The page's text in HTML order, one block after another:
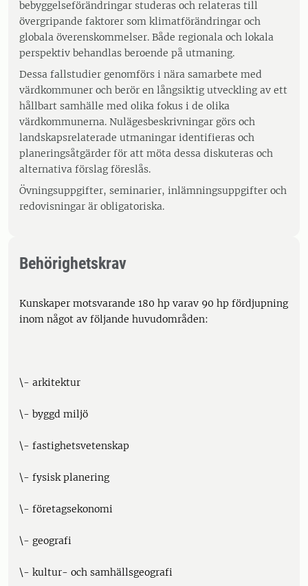
bebyggelseförändringar studeras och relateras till
övergripande faktorer som klimatförändringar och
globala överenskommelser. Både regionala och lokala
perspektiv behandlas beroende på utmaning.
Dessa fallstudier genomförs i nära samarbete med
värdkommuner och berör en långsiktig utveckling av ett
hållbart samhälle med olika fokus i de olika
värdkommunerna. Nulägesbeskrivningar görs och
landskapsrelaterade utmaningar identifieras och
planeringsåtgärder för att möta dessa diskuteras och
alternativa förslag föreslås.
Övningsuppgifter, seminarier, inlämningsuppgifter och
redovisningar är obligatoriska.
Behörighetskrav
Kunskaper motsvarande 180 hp varav 90 hp fördjupning
inom något av följande huvudområden:
\- arkitektur
\- byggd miljö
\- fastighetsvetenskap
\- fysisk planering
\- företagsekonomi
\- geografi
\- kultur- och samhällsgeografi